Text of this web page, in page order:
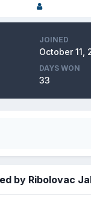
JOINED
October 11,
DAYS WON
33
by Ribolovac